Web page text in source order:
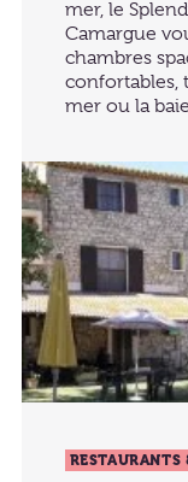
mer, le
Camargue
chambres
confortables,
mer ou la
RESTAURANTS